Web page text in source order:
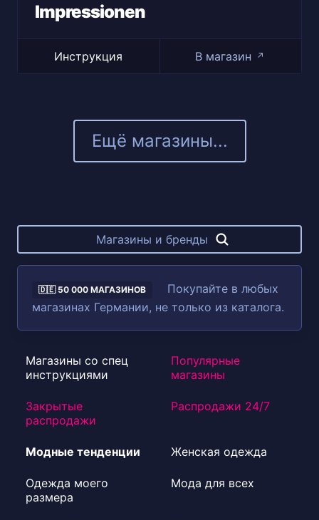
Impressionen
Инструкция В магазин ↗
Ещё магазины...
Магазины и бренды
🇩🇪 50 000 МАГАЗИНОВ
Покупайте в любых
магазинах Германии, не только из каталога.
Магазины со спец
инструкциями
Популярные
магазины
Закрытые
распродажи
Распродажи 24/7
Модные тенденции Женская одежда
Одежда моего
размера
Мода для всех